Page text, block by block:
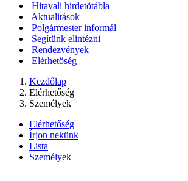
Hitavali hirdetötábla
Aktualitások
Polgármester informál
Segítünk elintézni
Rendezvények
Elérhetöség
Kezdőlap
Elérhetőség
Személyek
Elérhetőség
Írjon nekünk
Lista
Személyek